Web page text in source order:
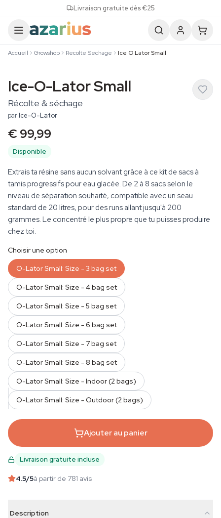
Livraison gratuite dès €25
Accueil Growshop Recolte Sechage Ice O Lator Small
Ice-O-Lator Small
Récolte & séchage
parIce-O-Lator
€ 99,99
Disponible
Extrais ta résine sans aucun solvant grâce à ce kit de sacs à
tamis progressifs pour eau glacée. De 2 à 8 sacs selon le
niveau de séparation souhaité, compatible avec un seau
standard de 20 litres, pour des runs allant jusqu'à 200
grammes. Le concentré le plus propre que tu puisses produire
chez toi.
QUANTITÉ
Choisir une option
O-Lator Small: Size - 3 bag set
O-Lator Small: Size - 4 bag set
O-Lator Small: Size - 5 bag set
O-Lator Small: Size - 6 bag set
O-Lator Small: Size - 7 bag set
O-Lator Small: Size - 8 bag set
O-Lator Small: Size - Indoor (2 bags)
O-Lator Small: Size - Outdoor (2 bags)
Ajouter au panier
Livraison gratuite incluse
4.5/5à partir de 781 avis
Description